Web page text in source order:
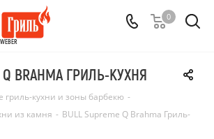
0
Q BRAHMA ГРИЛЬ-КУХНЯ
гриль-кухни и зоны барбекю -
из камня - BULL Supreme Q Brahma Гриль-